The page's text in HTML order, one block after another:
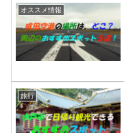
オススメ情報
旅行